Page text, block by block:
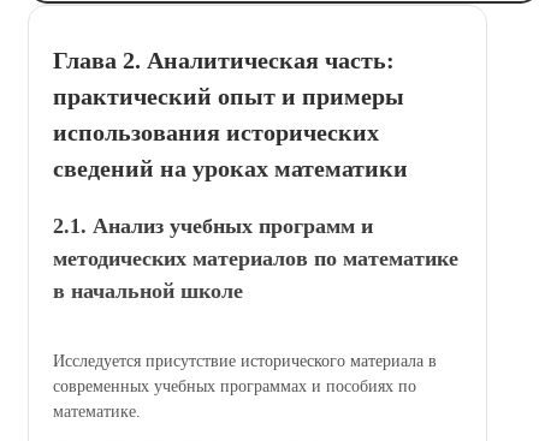
Глава 2. Аналитическая часть:
практический опыт и примеры
использования исторических
сведений на уроках математики
2.1. Анализ учебных программ и
методических материалов по математике
в начальной школе
Исследуется присутствие исторического материала в
современных учебных программах и пособиях по
математике.